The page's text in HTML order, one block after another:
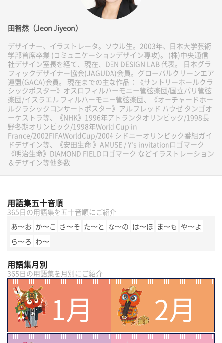
田智然（Jeon Jiyeon）
デザイナー、イラストレータ。ソウル生。2003年、日本大学芸術
学部首席卒業 (コミュニケーションデザイン専攻)。 (株)中央通信
社デザイン室長を経て、現在、DEN DESIGN LAB 代表。 日本グラ
フィックデザイナー協会(JAGUDA)会員。グローバルクリーンエア
連盟(GACA)会員。 現在までの主な作品：《サントリーホールクラ
シックポスター》オスロフィルハーモニー管弦楽団/国立パリ管弦
楽団/イスラエル フィルハーモニー管弦楽団、《オーチャードホー
ルクラシックコンサートポスター》アルフレッド ハウゼ タンゴオ
ーケストラ等、《NHK》1996年アトランタオリンピック/1998長
野冬期オリンピック/1998年World Cup in
France/2002FIFAWorldCup/2004 シドニーオリンピック番組ガイ
ドデザイン等、《安田生命 》AMUSE / Y's invitationロゴマーク
《明治生命》DIAMOND FIELDロゴマーク などイラストレーション
＆デザイン等他多数
用語集五十音順
365日の用語集を五十音順にご紹介
あ〜お か〜こ さ〜そ た〜と な〜の は〜ほ ま〜も や〜よ
ら〜ろ わ〜
用語集月別
365日の用語集を月別にご紹介
1月
2月